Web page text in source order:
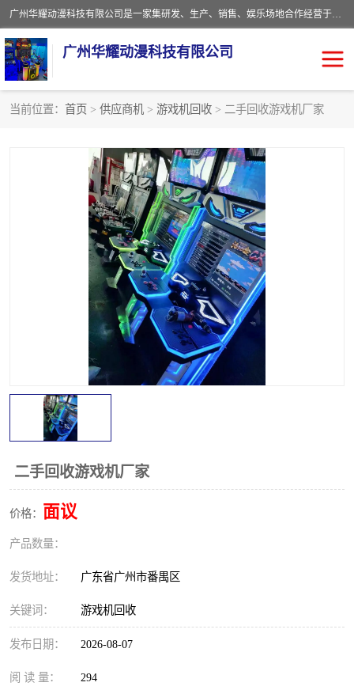
广州华耀动漫科技有限公司是一家集研发、生产、销售、娱乐场地合作经营于一体的动漫游戏公司。本公司拥有一支年轻化集研发生产到售后服务的队伍，及时地为客户提供、赚钱的产品。本公司以雄厚的实力、合理的价格、优良的服务与多家企业建立了长期的合作关系。热诚欢迎各界前来参观、考察、洽谈业务。目前公司经营的产品有：各种捕渔游戏机系列，大型模拟机系列、轮盘机系列、连线机系列、框体机系列、玛莉机系列等。
广州华耀动漫科技有限公司
当前位置： 首页 > 供应商机 > 游戏机回收 > 二手回收游戏机厂家
二手回收游戏机厂家
价格： 面议
产品数量：
发货地址： 广东省广州市番禺区
关键词： 游戏机回收
发布日期： 2026-08-07
阅 读 量： 294
电玩城回收
儿童机回收
*机回收